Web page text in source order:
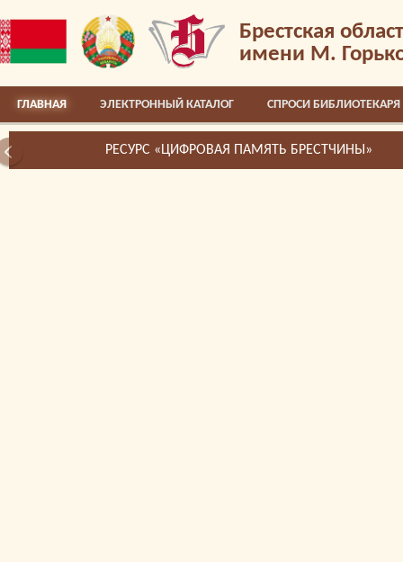
Брестская
имени М.
ГЛАВНАЯ ЭЛЕКТРОННЫЙ КАТАЛОГ СПРОСИ БИБЛИОТЕКАРЯ
РЕСУРС «ЦИФРОВАЯ ПАМЯТЬ БРЕСТЧИНЫ»